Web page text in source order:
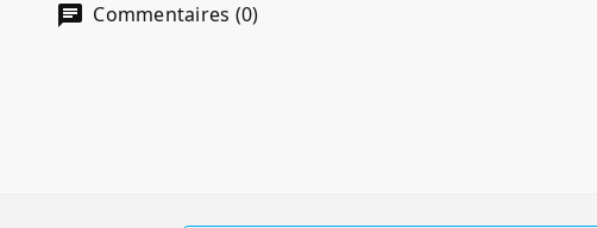
Commentaires (0)